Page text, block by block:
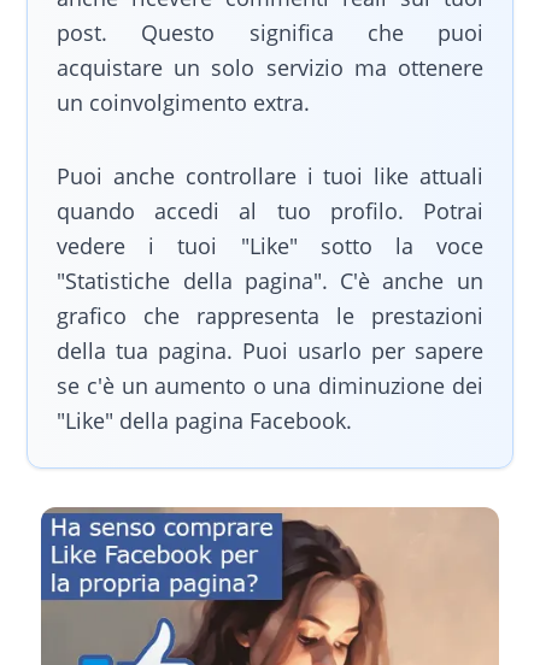
post. Questo significa che puoi
acquistare un solo servizio ma ottenere
un coinvolgimento extra.
Puoi anche controllare i tuoi like attuali
quando accedi al tuo profilo. Potrai
vedere i tuoi "Like" sotto la voce
"Statistiche della pagina". C'è anche un
grafico che rappresenta le prestazioni
della tua pagina. Puoi usarlo per sapere
se c'è un aumento o una diminuzione dei
"Like" della pagina Facebook.